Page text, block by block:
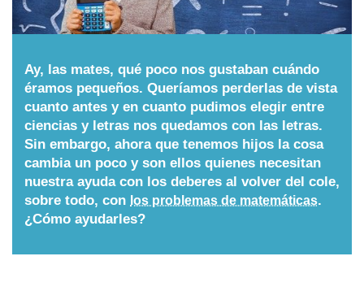
Calculadoras
Nombres
Cuentos
Ay, las mates, qué poco nos gustaban cuándo
éramos pequeños. Queríamos perderlas de vista
cuanto antes y en cuanto pudimos elegir entre
ciencias y letras nos quedamos con las letras.
Sin embargo, ahora que tenemos hijos la cosa
cambia un poco y son ellos quienes necesitan
nuestra ayuda con los deberes al volver del cole,
sobre todo, con los problemas de matemáticas.
¿Cómo ayudarles?